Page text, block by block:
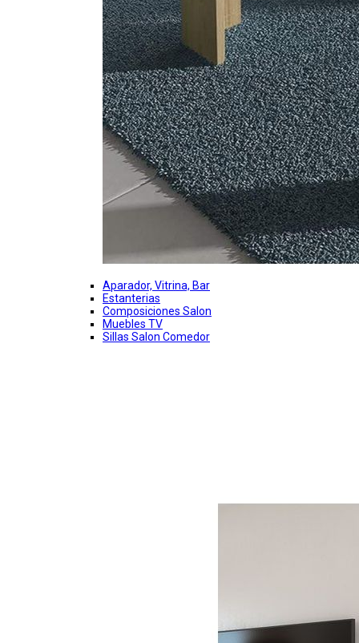
Aparador, Vitrina, Bar
Estanterias
Composiciones Salon
Muebles TV
Sillas Salon Comedor